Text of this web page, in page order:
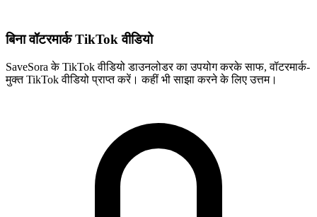
बिना वॉटरमार्क TikTok वीडियो
SaveSora के TikTok वीडियो डाउनलोडर का उपयोग करके साफ, वॉटरमार्क-
मुक्त TikTok वीडियो प्राप्त करें। कहीं भी साझा करने के लिए उत्तम।